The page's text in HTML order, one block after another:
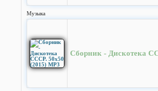
Музыка
Сборник - Дискотека